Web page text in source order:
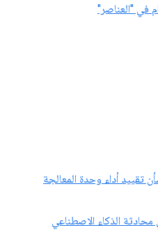
في "العناصر"
تقييد أداء وحدة المعالجة
الذكاء الاصطناعي